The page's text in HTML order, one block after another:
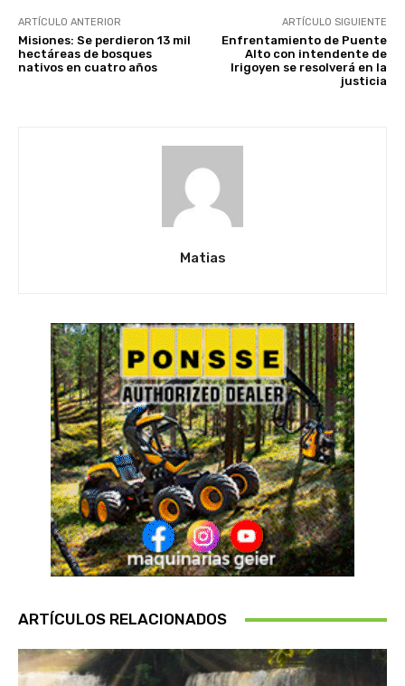
ARTÍCULO ANTERIOR
Misiones: Se perdieron 13 mil
hectáreas de bosques
nativos en cuatro años
ARTÍCULO SIGUIENTE
Enfrentamiento de Puente
Alto con intendente de
Irigoyen se resolverá en la
justicia
Matias
ARTÍCULOS RELACIONADOS